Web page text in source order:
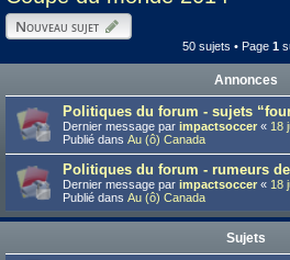
Nouveau sujet
50 sujets • Page 1
Annonces
Politiques du forum - sujets
Dernier message par impactsoccer « 18
Publié dans Au (ô) Canada
Politiques du forum - rumeurs
Dernier message par impactsoccer « 18
Publié dans Au (ô) Canada
Sujets